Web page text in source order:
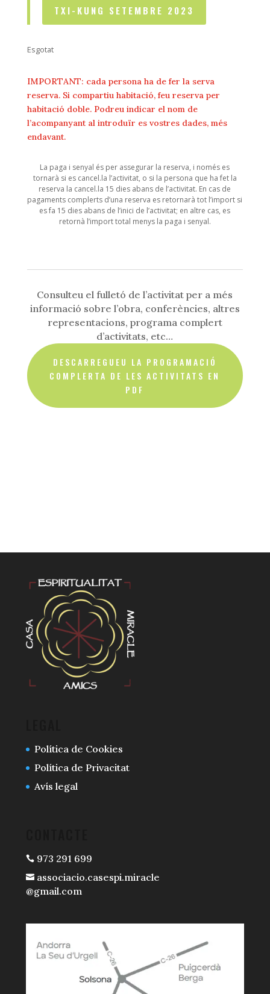
TXI-KUNG SETEMBRE 2023
Esgotat
IMPORTANT: cada persona ha de fer la serva
reserva. Si compartiu habitació, feu reserva per
habitació doble. Podreu indicar el nom de
l’acompanyant al introduïr es vostres dades, més
endavant.
La paga i senyal és per assegurar la reserva, i només es
tornarà si es cancel.la l’activitat, o si la persona que ha fet la
reserva la cancel.la 15 dies abans de l’activitat. En cas de
pagaments complerts d’una reserva es retornarà tot l’import si
es fa 15 dies abans de l’inici de l’activitat; en altre cas, es
retornà l’import total menys la paga i senyal.
Consulteu el fulletó de l’activitat per a més
informació sobre l’obra, conferències, altres
representacions, programa complert
d’activitats, etc…
DESCARREGUEU LA PROGRAMACIÓ
COMPLERTA DE LES ACTIVITATS EN
PDF
Política de Cookies
Política de Privacitat
Avís legal
973 291 699
associacio.casespi.miracle
@gmail.com